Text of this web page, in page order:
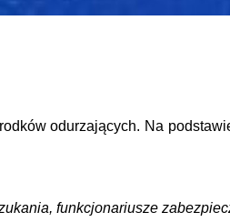
odurzających. Na
funkcjonariusze